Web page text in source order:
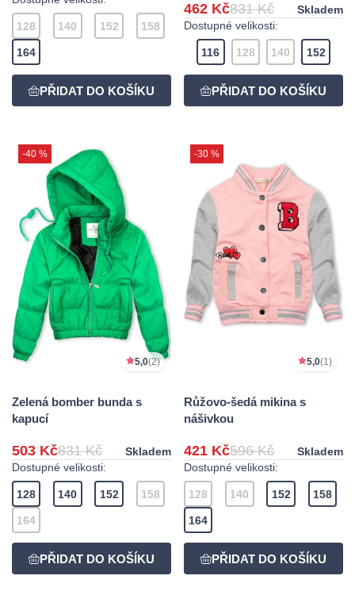
128 140 152 158
164
462 Kč831 Kč
Skladem
Dostupné velikosti:
116 128 140 152
-40 %
5,0(2)
Zelená bomber bunda s
kapucí
503 Kč831 Kč
Skladem
Dostupné velikosti:
128 140 152 158
164
-30 %
5,0(1)
Růžovo-šedá mikina s
nášivkou
421 Kč596 Kč
Skladem
Dostupné velikosti:
128 140 152 158
164